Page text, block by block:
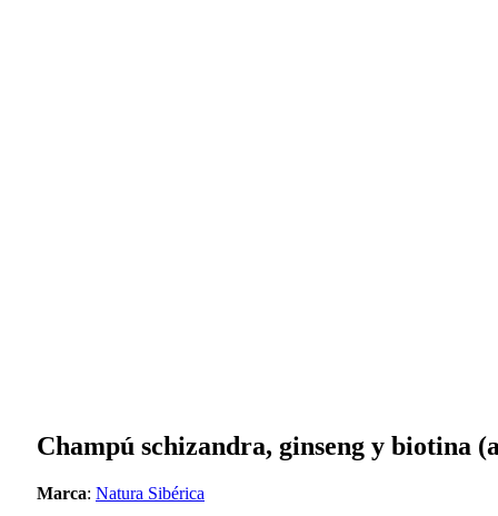
Champú schizandra, ginseng y biotina
Marca: Natura Sibérica